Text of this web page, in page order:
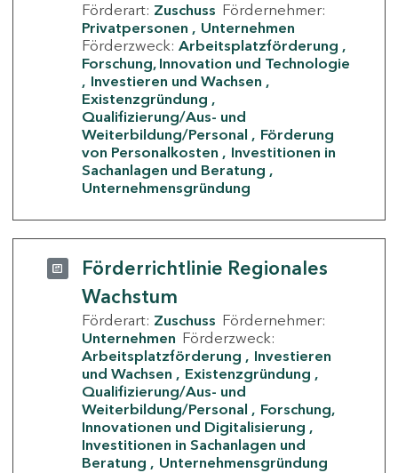
Förderart: Zuschuss Fördernehmer:
Privatpersonen
Unternehmen
Förderzweck: Arbeitsplatzförderung
Forschung, Innovation und Technologie
Investieren und Wachsen
Existenzgründung
Qualifizierung/Aus- und
Weiterbildung/Personal
Förderung
von Personalkosten
Investitionen in
Sachanlagen und Beratung
Unternehmensgründung
Förderrichtlinie Regionales
Wachstum
Förderart: Zuschuss Fördernehmer:
Unternehmen Förderzweck:
Arbeitsplatzförderung
Investieren
und Wachsen
Existenzgründung
Qualifizierung/Aus- und
Weiterbildung/Personal
Forschung,
Innovationen und Digitalisierung
Investitionen in Sachanlagen und
Beratung
Unternehmensgründung